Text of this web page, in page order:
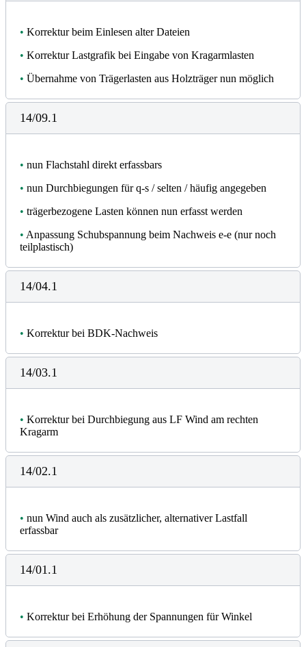
• Korrektur beim Einlesen alter Dateien
• Korrektur Lastgrafik bei Eingabe von Kragarmlasten
• Übernahme von Trägerlasten aus Holzträger nun möglich
14/09.1
• nun Flachstahl direkt erfassbars
• nun Durchbiegungen für q-s / selten / häufig angegeben
• trägerbezogene Lasten können nun erfasst werden
• Anpassung Schubspannung beim Nachweis e-e (nur noch
teilplastisch)
14/04.1
• Korrektur bei BDK-Nachweis
14/03.1
• Korrektur bei Durchbiegung aus LF Wind am rechten
Kragarm
14/02.1
• nun Wind auch als zusätzlicher, alternativer Lastfall
erfassbar
14/01.1
• Korrektur bei Erhöhung der Spannungen für Winkel